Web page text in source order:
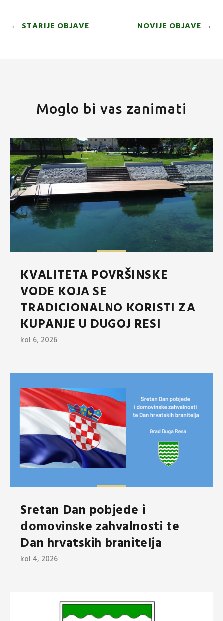
← STARIJE OBJAVE NOVIJE OBJAVE →
Moglo bi vas zanimati
KVALITETA POVRŠINSKE
VODE KOJA SE
TRADICIONALNO KORISTI ZA
KUPANJE U DUGOJ RESI
kol 6, 2026
Sretan Dan pobjede i
domovinske zahvalnosti te
Dan hrvatskih branitelja
kol 4, 2026